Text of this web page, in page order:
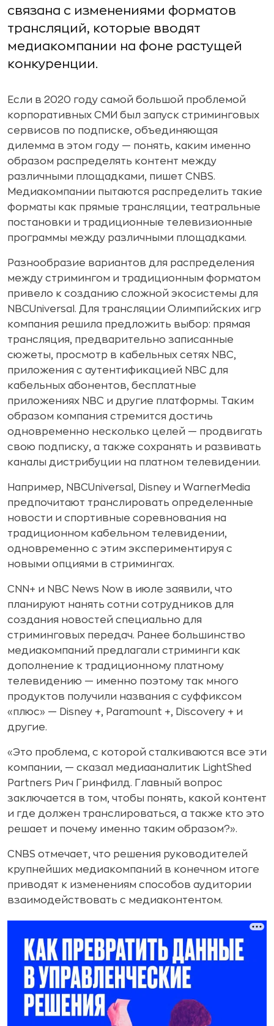
связана с изменениями форматов
трансляций, которые вводят
медиакомпании на фоне растущей
конкуренции.
Если в 2020 году самой большой проблемой
корпоративных СМИ был запуск стриминговых
сервисов по подписке, объединяющая
дилемма в этом году — понять, каким именно
образом распределять контент между
различными площадками, пишет CNBS.
Медиакомпании пытаются распределить такие
форматы как прямые трансляции, театральные
постановки и традиционные телевизионные
программы между различными площадками.
Разнообразие вариантов для распределения
между стримингом и традиционным форматом
привело к созданию сложной экосистемы для
NBCUniversal. Для трансляции Олимпийских игр
компания решила предложить выбор: прямая
трансляция, предварительно записанные
сюжеты, просмотр в кабельных сетях NBC,
приложения с аутентификацией NBC для
кабельных абонентов, бесплатные
приложениях NBC и другие платформы. Таким
образом компания стремится достичь
одновременно несколько целей — продвигать
свою подписку, а также сохранять и развивать
каналы дистрибуции на платном телевидении.
Например, NBCUniversal, Disney и WarnerMedia
предпочитают транслировать определенные
новости и спортивные соревнования на
традиционном кабельном телевидении,
одновременно с этим экспериментируя с
новыми опциями в стримингах.
CNN+ и NBC News Now в июле заявили, что
планируют нанять сотни сотрудников для
создания новостей специально для
стриминговых передач. Ранее большинство
медиакомпаний предлагали стриминги как
дополнение к традиционному платному
телевидению — именно поэтому так много
продуктов получили названия с суффиксом
«плюс» — Disney +, Paramount +, Discovery + и
другие.
«Это проблема, с которой сталкиваются все эти
компании, — сказал медиааналитик LightShed
Partners Рич Гринфилд. Главный вопрос
заключается в том, чтобы понять, какой контент
и где должен транслироваться, а также кто это
решает и почему именно таким образом?».
CNBS отмечает, что решения руководителей
крупнейших медиакомпаний в конечном итоге
приводят к изменениям способов аудитории
взаимодействовать с медиаконтентом.